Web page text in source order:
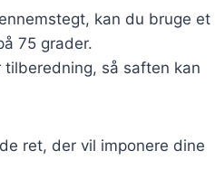
kan du bruge et
75 grader.
så saften kan
ret, der vil imponere dine